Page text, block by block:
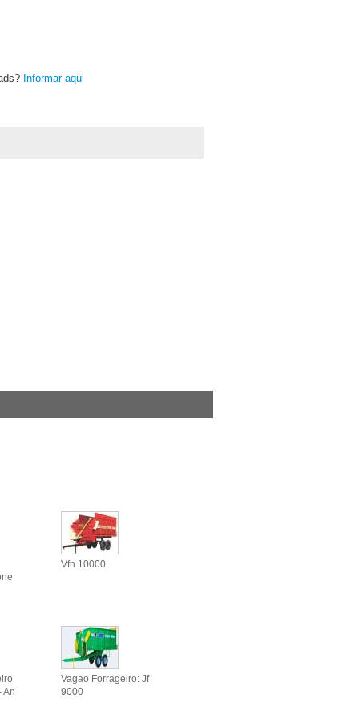
Informar aqui
Vfn 10000
An
Vagao Forrageiro: Jf
9000